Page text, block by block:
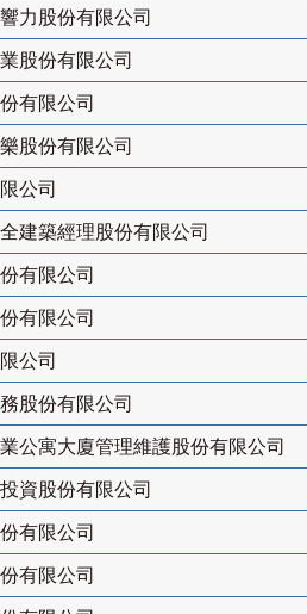
力股份有限公司
股份有限公司
有限公司
股份有限公司
公司
建築經理股份有限公司
有限公司
有限公司
公司
股份有限公司
公寓大廈管理維護股份有限公司
資股份有限公司
有限公司
有限公司